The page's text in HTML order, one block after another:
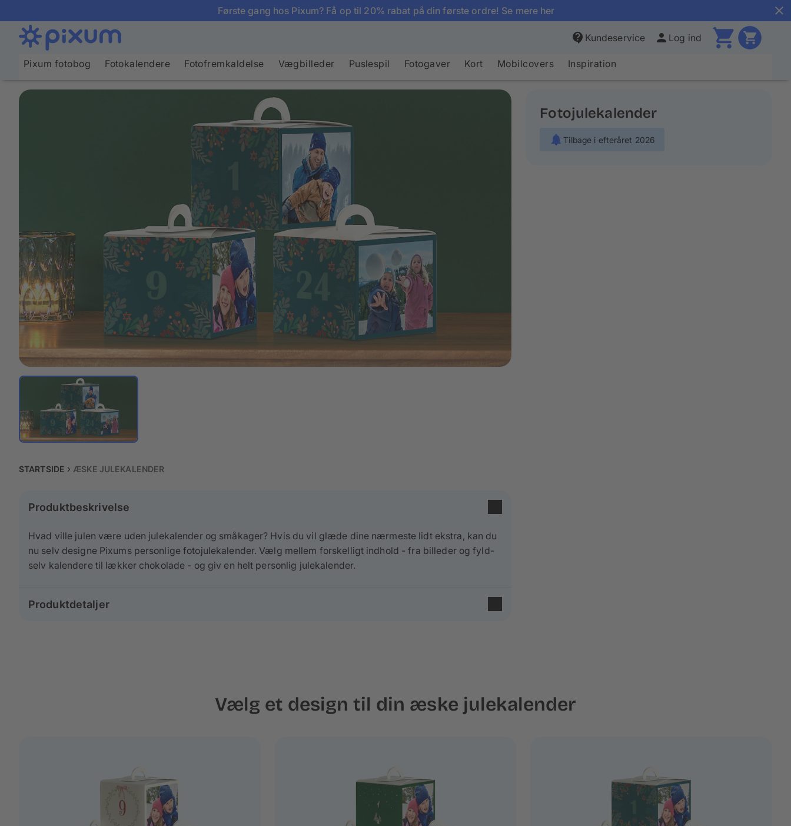
Første gang hos Pixum? Få op til 20% rabat på din første ordre! Se mere her
Kundeservice Log ind
Pixum fotobog Fotokalendere Fotofremkaldelse Vægbilleder Puslespil Fotogaver Kort Mobilcovers Inspiration
Fotojulekalender
Tilbage i efteråret 2026
STARTSIDE ÆSKE JULEKALENDER
Produktbeskrivelse
Hvad ville julen være uden julekalender og småkager? Hvis du vil glæde dine nærmeste lidt ekstra, kan du
nu selv designe Pixums personlige fotojulekalender. Vælg mellem forskelligt indhold - fra billeder og fyld-
selv kalendere til lækker chokolade - og giv en helt personlig julekalender.
Produktdetaljer
Vælg et design til din æske julekalender